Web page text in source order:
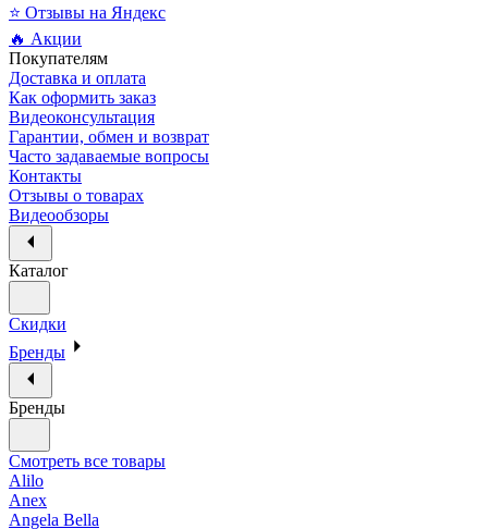
⭐ Отзывы на Яндекс
🔥 Акции
Покупателям
Доставка и оплата
Как оформить заказ
Видеоконсультация
Гарантии, обмен и возврат
Часто задаваемые вопросы
Контакты
Отзывы о товарах
Видеообзоры
Каталог
Скидки
Бренды
Бренды
Смотреть все товары
Alilo
Anex
Angela Bella